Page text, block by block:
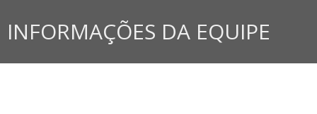
INFORMAÇÕES DA EQUIPE